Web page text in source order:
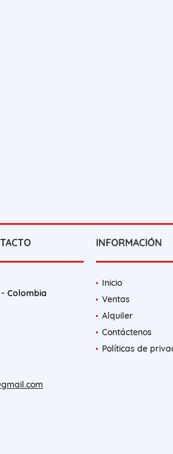
Colombia
INFORMACIÓN
Inicio
Ventas
Alquiler
Contáctenos
Políticas de